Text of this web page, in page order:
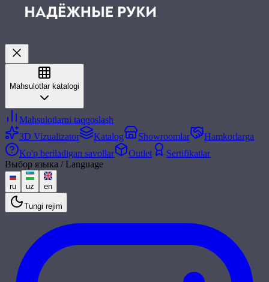
Mahsulotlar katalogi
Mahsulotlarni taqqoslash
3D Vizualizator
Katalog Showroomlar
Hamkorlarga
Ko'p beriladigan savollar
Outlet
Sertifikatlar
Выбор языка / Language
ru uz en
Tungi rejim